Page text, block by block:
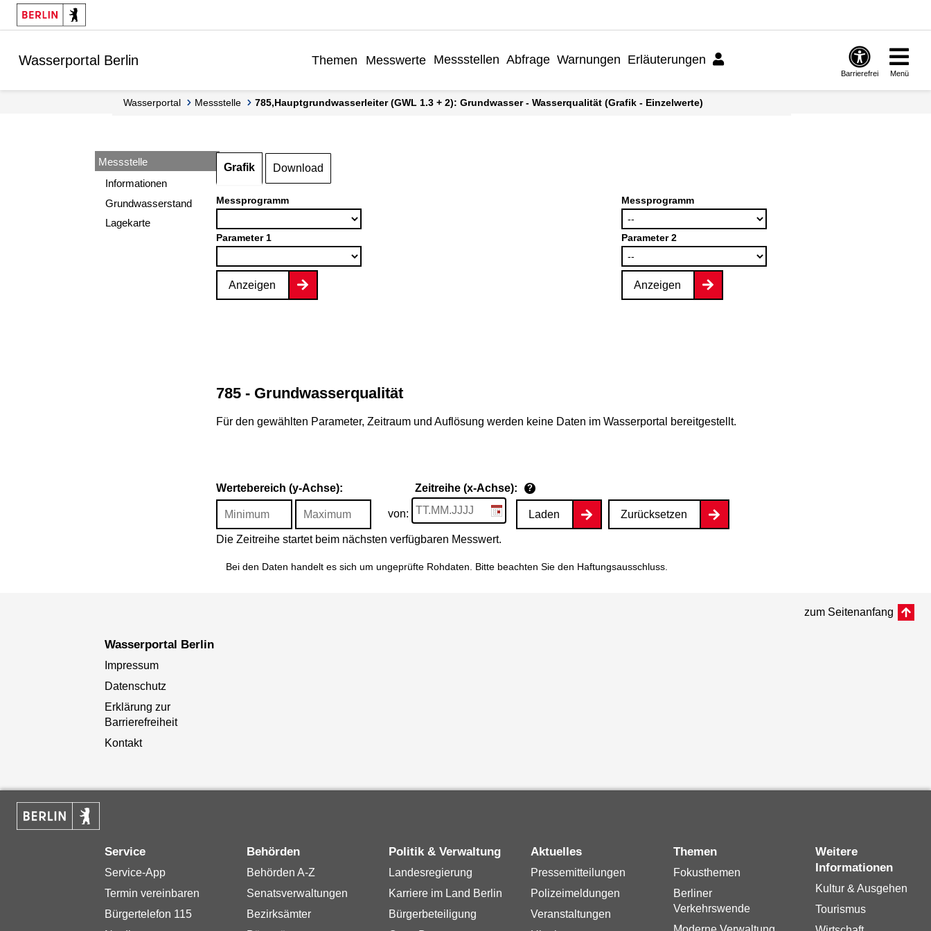
Springe zur Navigation
Springe zum Inhalt
Wasserportal Berlin Themen Messwerte Messstellen Abfrage Warnungen Erläuterungen
Barrierefrei Menü
Wasserportal Messstelle 785,Hauptgrundwasserleiter (GWL 1.3 + 2): Grundwasser - Wasserqualität (Grafik - Einzelwerte)
Messstelle
Informationen
Grundwasserstand
Lagekarte
Grafik Download
Messprogramm
Parameter 1
Anzeigen
Messprogramm
Parameter 2
Anzeigen
785 - Grundwasserqualität
Für den gewählten Parameter, Zeitraum und Auflösung werden keine Daten im Wasserportal bereitgestellt.
Wertebereich (y-Achse): Zeitreihe (x-Achse): ?
von: Laden Zurücksetzen
Die Zeitreihe startet beim nächsten verfügbaren Messwert.
Bei den Daten handelt es sich um ungeprüfte Rohdaten. Bitte beachten Sie den Haftungsausschluss.
zum Seitenanfang
Wasserportal Berlin
Impressum
Datenschutz
Erklärung zur
Barrierefreiheit
Kontakt
Service
Service-App
Termin vereinbaren
Bürgertelefon 115
Behörden
Behörden A-Z
Senatsverwaltungen
Bezirksämter
Politik & Verwaltung
Landesregierung
Karriere im Land Berlin
Bürgerbeteiligung
Aktuelles
Pressemitteilungen
Polizeimeldungen
Veranstaltungen
Themen
Fokusthemen
Berliner
Verkehrswende
Weitere
Informationen
Kultur & Ausgehen
Tourismus